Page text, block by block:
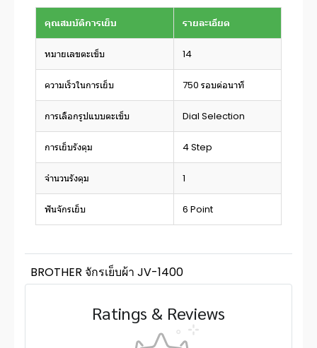
คุณสมบัติการเย็บ รายละเอียด
หมายเลขตะเข็บ 14
ความเร็วในการเย็บ 750 รอบต่อนาที
การเลือกรูปแบบตะเข็บ Dial Selection
การเย็บรังดุม 4 Step
จำนวนรังดุม 1
ฟันจักรเย็บ 6 Point
BROTHER จักรเย็บผ้า JV-1400
Ratings & Reviews